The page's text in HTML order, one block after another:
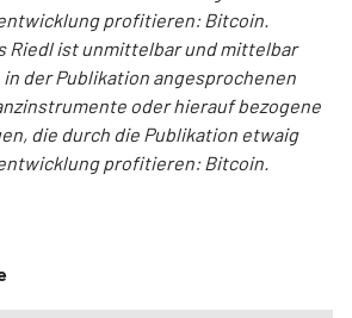
profitieren: Bitcoin.
Riedl ist unmittelbar und mittelbar
der Publikation angesprochenen
oder hierauf bezogene
die durch die Publikation etwaig
profitieren: Bitcoin.